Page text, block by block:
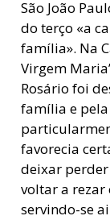
São João
do terço «a
família». Na
Virgem
Rosário foi
família e
favorecia
deixar
voltar a
servindo-se